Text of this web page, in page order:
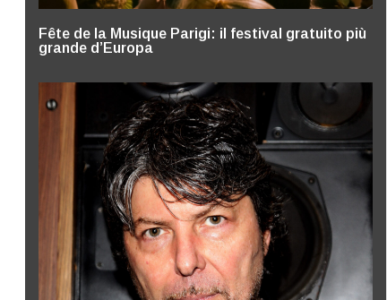
Fête de la Musique Parigi: il festival gratuito più
grande d’Europa